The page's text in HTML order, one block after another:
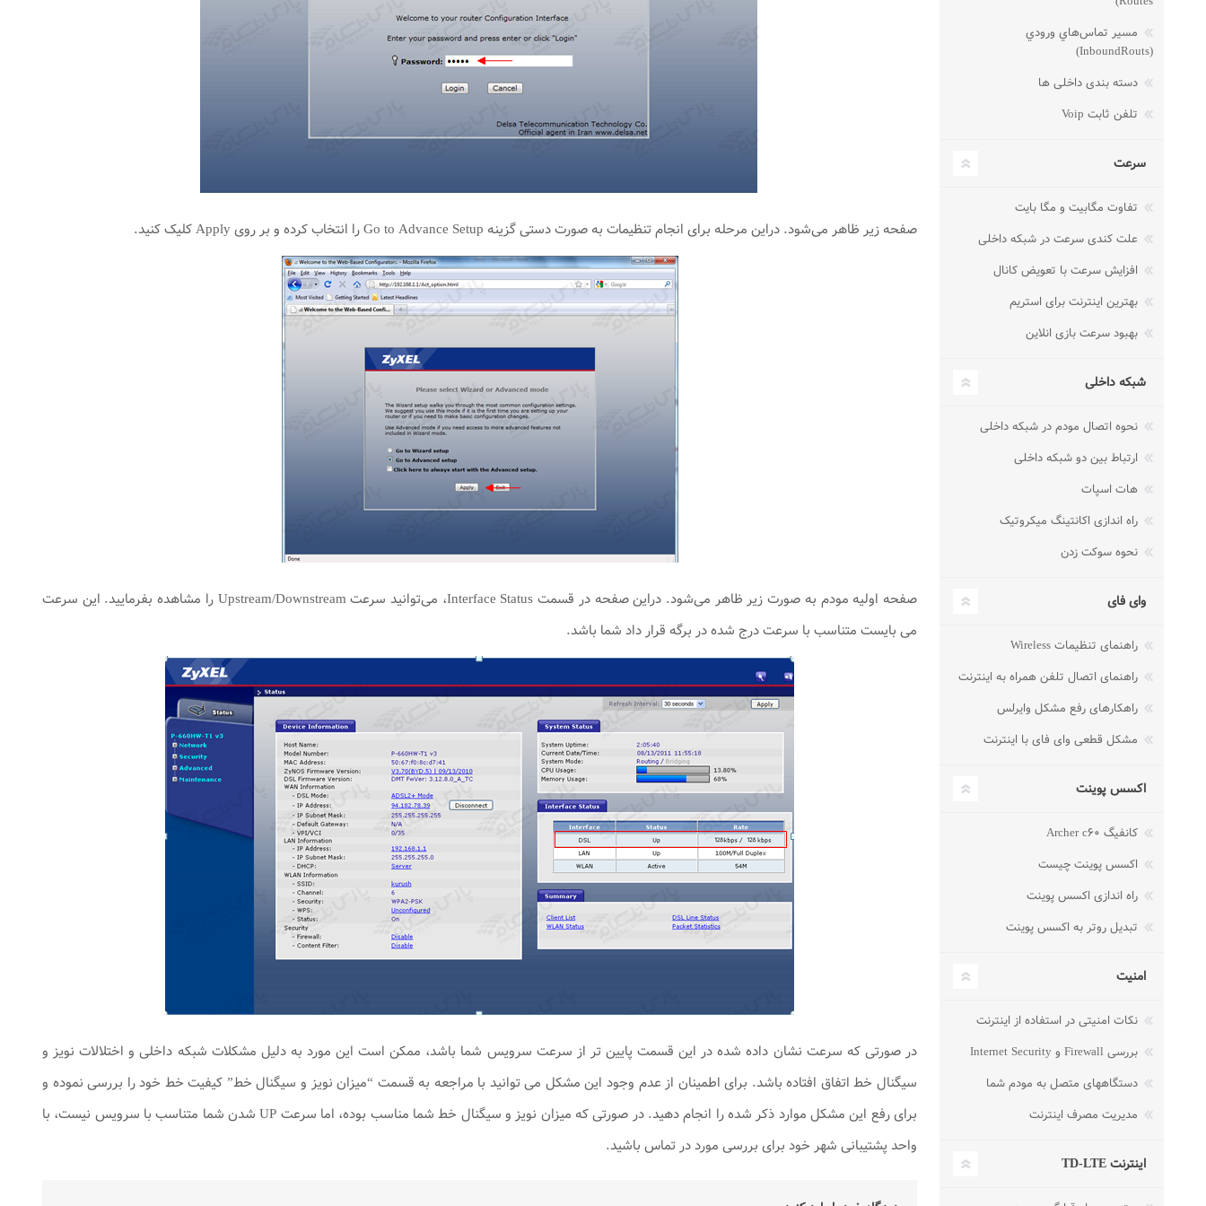
صفحه زیر ظاهر می‌شود. در‌این مرحله برای انجام تنظیمات به صورت دستی گزینه Go to Advance Setup را انتخاب کرده و بر روی Apply کلیک کنید.
صفحه اولیه مودم به صورت زیر ظاهر می‌شود. در‌این صفحه در قسمت Interface Status، می‌توانید سرعت Upstream/Downstream را مشاهده بفرمایید. این سرعت
می بایست متناسب با سرعت درج شده در برگه قرار داد شما باشد.
در صورتی که سرعت نشان داده شده در این قسمت پایین تر از سرعت سرویس شما باشد، ممکن است این مورد به دلیل مشکلات شبکه داخلی و اختلالات نویز و
سیگنال خط اتفاق افتاده باشد. برای اطمینان از عدم وجود این مشکل می توانید با مراجعه به قسمت “میزان نویز و سیگنال خط” کیفیت خط خود را بررسی نموده و
برای رفع این مشکل موارد ذکر شده را انجام دهید. در صورتی که میزان نویز و سیگنال خط شما مناسب بوده، اما سرعت UP شدن شما متناسب با سرویس نیست، با
واحد پشتیبانی شهر خود برای بررسی مورد در تماس باشید.
مسير تماس‌هاي ورودي
(InboundRouts)
دسته بندی داخلی ها
تلفن ثابت Voip
سرعت
تفاوت مگابیت و مگا بایت
علت کندی سرعت در شبکه داخلی
افزایش سرعت با تعویض کانال
بهترین اینترنت برای استریم
بهبود سرعت بازی انلاین
شبکه داخلی
نحوه اتصال مودم در شبکه داخلی
ارتباط بین دو شبکه داخلی
هات اسپات
راه اندازی اکانتینگ میکروتیک
نحوه سوکت زدن
وای فای
راهنمای تنظیمات Wireless
راهنمای اتصال تلفن همراه به اینترنت
راهکارهای رفع مشکل وایرلس
مشکل قطعی وای فای با اینترنت
اکسس پوینت
کانفیگ Archer c۶۰
اکسس پوینت چیست
راه اندازی اکسس پوینت
تبدیل روتر به اکسس پوینت
امنیت
نکات امنیتی در استفاده از اینترنت
بررسی Firewall و Internet Security
دستگاههای متصل به مودم شما
مدیریت مصرف اینترنت
اینترنت TD-LTE